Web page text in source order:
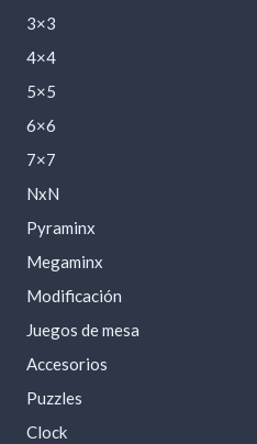
3×3
4×4
5×5
6×6
7×7
NxN
Pyraminx
Megaminx
Modificación
Juegos de mesa
Accesorios
Puzzles
Clock